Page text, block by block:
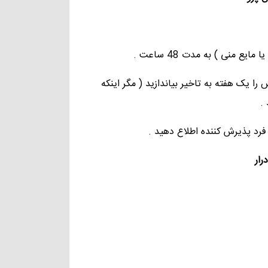
یک هفته به تاخیر بیاندازید ( مگر اینکه
.